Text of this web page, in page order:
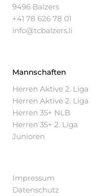
9496 Balzers
+41 78 626 78 01
info@tcbalzers.li
Mannschaften
Herren Aktive 2. Liga
Herren Aktive 2. Liga
Herren 35+ NLB
Herren 35+ 2. Liga
Junioren
Impressum
Datenschutz